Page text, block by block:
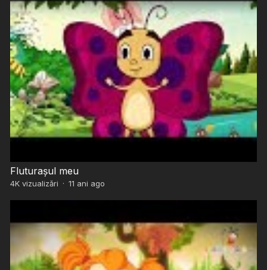
Fluturașul meu
4Kvizualizări · 11 ani ago